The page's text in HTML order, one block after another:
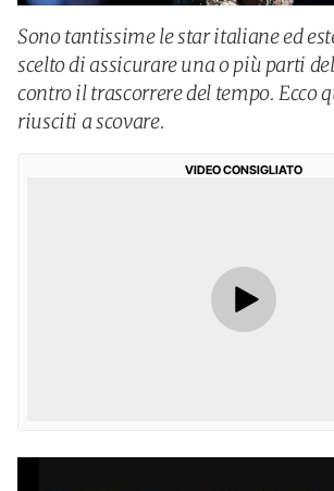
Sono tantissime le star italiane ed
scelto di assicurare una o più parti
contro il trascorrere del tempo. Ecco
riusciti a scovare.
VIDEO CONSIGLIATO